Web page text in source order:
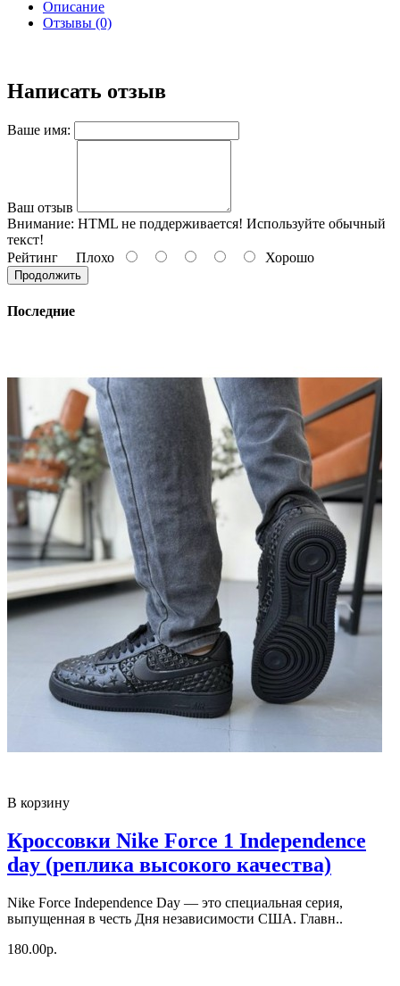
Описание
Отзывы (0)
Написать отзыв
Ваше имя:
Ваш отзыв
Внимание: HTML не поддерживается! Используйте обычный
текст!
Рейтинг Плохо Хорошо
Продолжить
Последние
В корзину
Кроссовки Nike Force 1 Independence
day (реплика высокого качества)
Nike Force Independence Day — это специальная серия,
выпущенная в честь Дня независимости США. Главн..
180.00р.